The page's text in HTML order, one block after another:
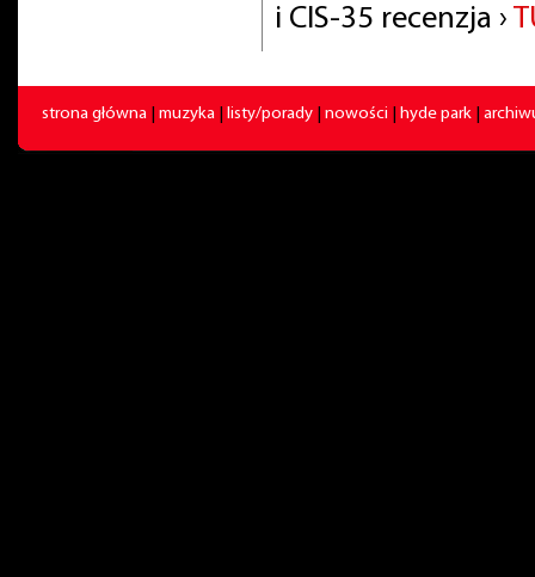
i CIS-35 recenzja ›
strona główna muzyka listy/porady nowości hyde park